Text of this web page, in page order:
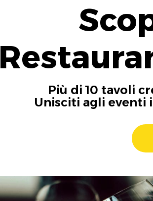
Più di 10 tavoli
Unisciti agli eventi